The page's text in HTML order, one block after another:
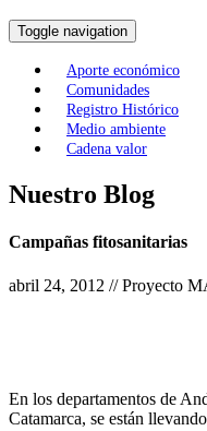
Toggle navigation
Aporte económico
Comunidades
Registro Histórico
Medio ambiente
Cadena valor
Nuestro Blog
Campañas fitosanitarias
abril 24, 2012 // Proyecto
En los departamentos de
Catamarca, se están